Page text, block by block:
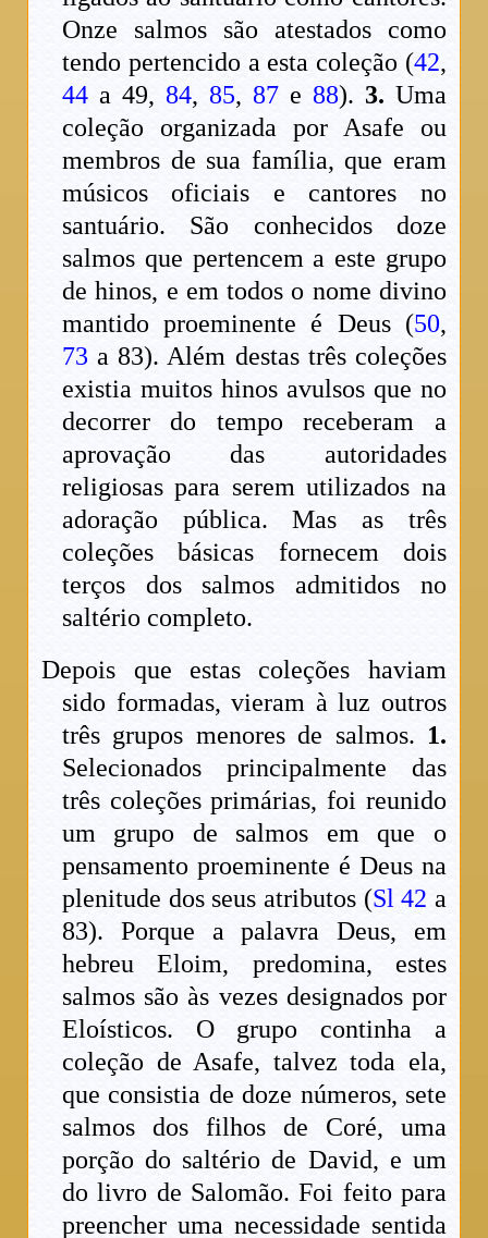
Onze salmos são atestados como
tendo pertencido a esta coleção (42,
44 a 49, 84, 85, 87e 88). 3. Uma
coleção organizada por Asafe ou
membros de sua família, que eram
músicos oficiais e cantores no
santuário. São conhecidos doze
salmos que pertencem a este grupo
de hinos, e em todos o nome divino
mantido proeminente é Deus (50,
73 a 83). Além destas três coleções
existia muitos hinos avulsos que no
decorrer do tempo receberam a
aprovação das autoridades
religiosas para serem utilizados na
adoração pública. Mas as três
coleções básicas fornecem dois
terços dos salmos admitidos no
saltério completo.
Depois que estas coleções haviam
sido formadas, vieram à luz outros
três grupos menores de salmos. 1.
Selecionados principalmente das
três coleções primárias, foi reunido
um grupo de salmos em que o
pensamento proeminente é Deus na
plenitude dos seus atributos (Sl 42 a
83). Porque a palavra Deus, em
hebreu Eloim, predomina, estes
salmos são às vezes designados por
Eloísticos. O grupo continha a
coleção de Asafe, talvez toda ela,
que consistia de doze números, sete
salmos dos filhos de Coré, uma
porção do saltério de David, e um
do livro de Salomão. Foi feito para
preencher uma necessidade sentida